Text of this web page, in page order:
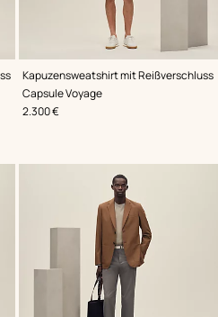
Kapuzensweatshirt mit Reißverschluss
Capsule Voyage
,Farbe:
Grau
,Preis
2.300 €